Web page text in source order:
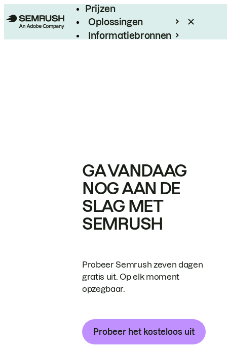
Prijzen
Oplossingen
Informatiebronnen
GA VANDAAG
NOG AAN DE
SLAG MET
SEMRUSH
Probeer Semrush zeven dagen
gratis uit. Op elk moment
opzegbaar.
Probeer het kosteloos uit